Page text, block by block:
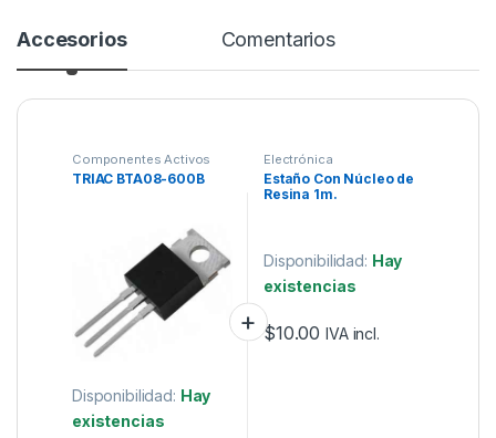
Accesorios Comentarios
Componentes Activos
TRIAC BTA08-600B
Disponibilidad: Hay
existencias
Electrónica
Estaño Con Núcleo de
Resina 1m.
Disponibilidad: Hay
existencias
$10.00 IVA incl.